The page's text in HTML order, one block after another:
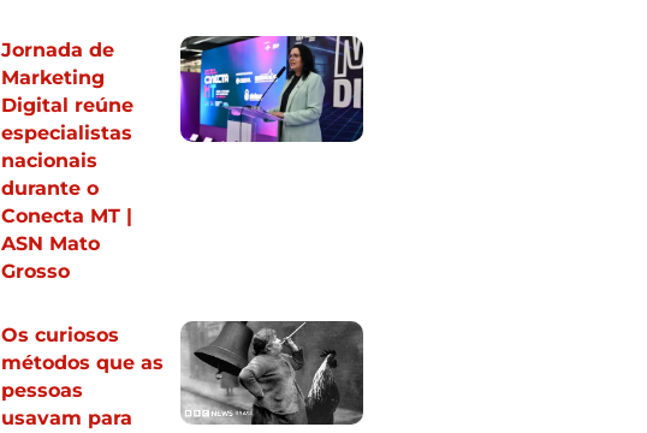
Jornada de
Marketing
Digital reúne
especialistas
nacionais
durante o
Conecta MT |
ASN Mato
Grosso
Os curiosos
métodos que as
pessoas
usavam para